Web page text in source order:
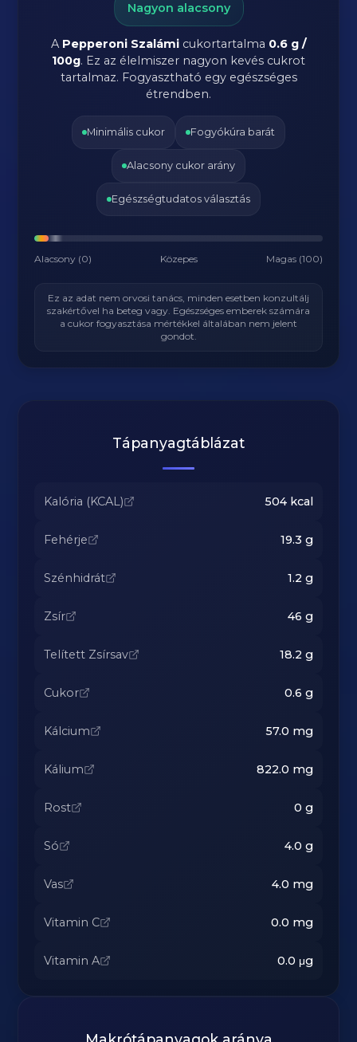
Nagyon alacsony
A Pepperoni Szalámicukortartalma 0.6 g /
100g. Ez az élelmiszer nagyon kevés cukrot
tartalmaz. Fogyasztható egy egészséges
étrendben.
Minimális cukor Fogyókúra barát
Alacsony cukor arány
Egészségtudatos választás
Alacsony (0) Közepes Magas (100)
Ez az adat nem orvosi tanács, minden esetben konzultálj
szakértővel ha beteg vagy. Egészséges emberek számára
a cukor fogyasztása mértékkel általában nem jelent
gondot.
Tápanyagtáblázat
Kalória (KCAL) 504kcal
Fehérje 19.3 g
Szénhidrát 1.2 g
Zsír 46 g
Telített Zsírsav 18.2 g
Cukor 0.6 g
Kálcium 57.0 mg
Kálium 822.0 mg
Rost 0 g
Só 4.0 g
Vas 4.0 mg
Vitamin C 0.0 mg
Vitamin A 0.0 μg